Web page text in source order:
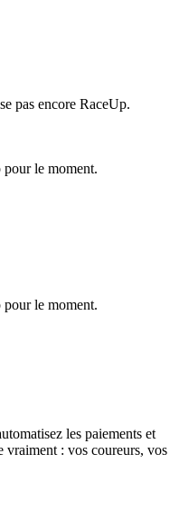
pas encore RaceUp.
le moment.
le moment.
les paiements et
vraiment : vos coureurs, vos